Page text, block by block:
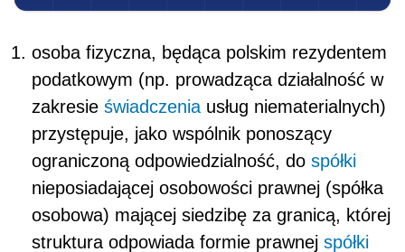
osoba fizyczna, będąca polskim rezydentem
podatkowym (np. prowadząca działalność w
zakresie świadczeniausług niematerialnych)
przystępuje, jako wspólnik ponoszący
ograniczoną odpowiedzialność, do spółki
nieposiadającej osobowości prawnej (spółka
osobowa) mającej siedzibę za granicą, której
struktura odpowiada formie prawnej spółki